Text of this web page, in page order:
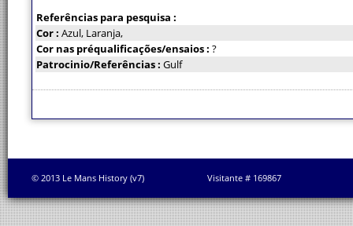
Referências para pesquisa :
Cor : Azul, Laranja,
Cor nas préqualificações/ensaios : ?
Patrocinio/Referências : Gulf
© 2013 Le Mans History (v7) Visitante # 169867